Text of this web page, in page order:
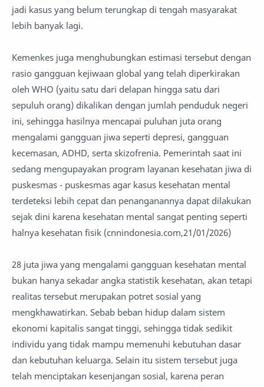
jadi kasus yang belum terungkap di tengah masyarakat
lebih banyak lagi.
Kemenkes juga menghubungkan estimasi tersebut dengan
rasio gangguan kejiwaan global yang telah diperkirakan
oleh WHO (yaitu satu dari delapan hingga satu dari
sepuluh orang) dikalikan dengan jumlah penduduk negeri
ini, sehingga hasilnya mencapai puluhan juta orang
mengalami gangguan jiwa seperti depresi, gangguan
kecemasan, ADHD, serta skizofrenia. Pemerintah saat ini
sedang mengupayakan program layanan kesehatan jiwa di
puskesmas - puskesmas agar kasus kesehatan mental
terdeteksi lebih cepat dan penanganannya dapat dilakukan
sejak dini karena kesehatan mental sangat penting seperti
halnya kesehatan fisik (cnnindonesia.com,21/01/2026)
28 juta jiwa yang mengalami gangguan kesehatan mental
bukan hanya sekadar angka statistik kesehatan, akan tetapi
realitas tersebut merupakan potret sosial yang
mengkhawatirkan. Sebab beban hidup dalam sistem
ekonomi kapitalis sangat tinggi, sehingga tidak sedikit
individu yang tidak mampu memenuhi kebutuhan dasar
dan kebutuhan keluarga. Selain itu sistem tersebut juga
telah menciptakan kesenjangan sosial, karena peran